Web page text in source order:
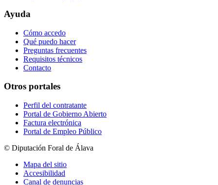
Ayuda
Cómo accedo
Qué puedo hacer
Preguntas frecuentes
Requisitos técnicos
Contacto
Otros portales
Perfil del contratante
Portal de Gobierno Abierto
Factura electrónica
Portal de Empleo Público
© Diputación Foral de Álava
Mapa del sitio
Accesibilidad
Canal de denuncias